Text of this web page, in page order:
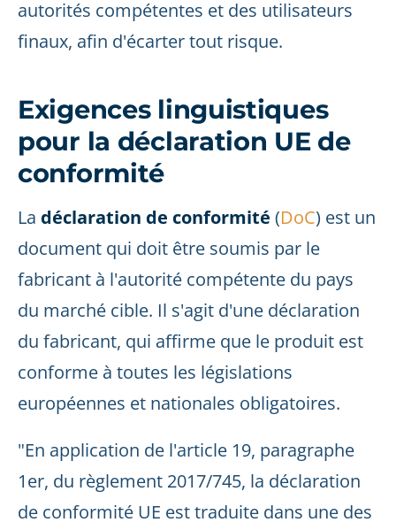
autorités compétentes et des utilisateurs
finaux, afin d'écarter tout risque.
Exigences linguistiques
pour la déclaration UE de
conformité
La déclaration de conformité (DoC) est un
document qui doit être soumis par le
fabricant à l'autorité compétente du pays
du marché cible. Il s'agit d'une déclaration
du fabricant, qui affirme que le produit est
conforme à toutes les législations
européennes et nationales obligatoires.
"En application de l'article 19, paragraphe
1er, du règlement 2017/745, la déclaration
de conformité UE est traduite dans une des